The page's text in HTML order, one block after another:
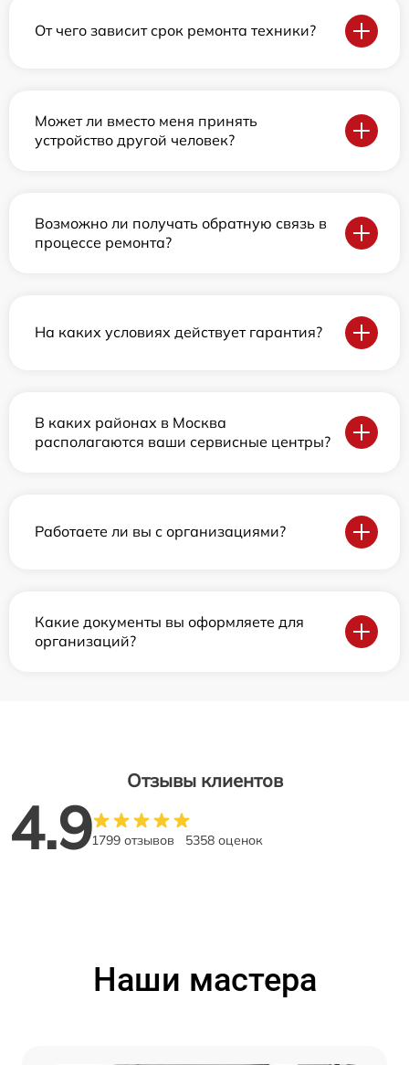
От чего зависит срок ремонта техники?
Может ли вместо меня принять
устройство другой человек?
Возможно ли получать обратную связь в
процессе ремонта?
На каких условиях действует гарантия?
В каких районах в Москва
располагаются ваши сервисные центры?
Работаете ли вы с организациями?
Какие документы вы оформляете для
организаций?
Отзывы клиентов
4.91799 отзывов 5358 оценок
Наши мастера